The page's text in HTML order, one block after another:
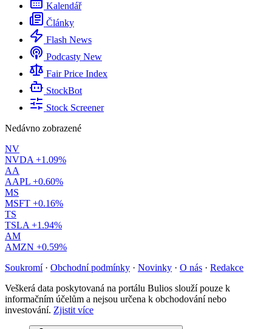
Kalendář
Články
Flash News
Podcasty New
Fair Price Index
StockBot
Stock Screener
Nedávno zobrazené
NV
NVDA +1.09%
AA
AAPL +0.60%
MS
MSFT +0.16%
TS
TSLA +1.94%
AM
AMZN +0.59%
Soukromí · Obchodní podmínky · Novinky · O nás · Redakce
Veškerá data poskytovaná na portálu Bulios slouží pouze k
informačním účelům a nejsou určena k obchodování nebo
investování. Zjistit více